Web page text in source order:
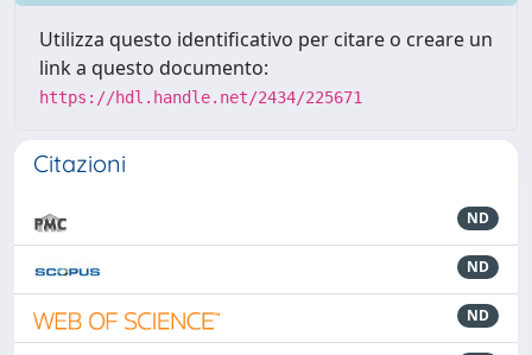
Utilizza questo identificativo per citare o creare un
link a questo documento:
https://hdl.handle.net/2434/225671
Citazioni
ND
ND
ND